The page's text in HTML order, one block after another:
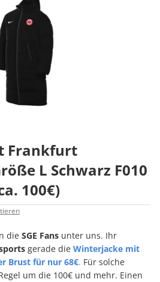
Frankfurt
L Schwarz F010
100€)
die SGE Fans unter uns. Ihr
gerade die Winterjacke mit
Brust für nur 68€. Für solche
um die 100€ und mehr. Einen